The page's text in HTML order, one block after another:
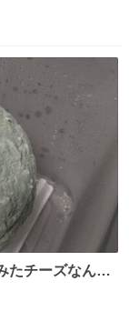
たチーズなんだ
た目だな